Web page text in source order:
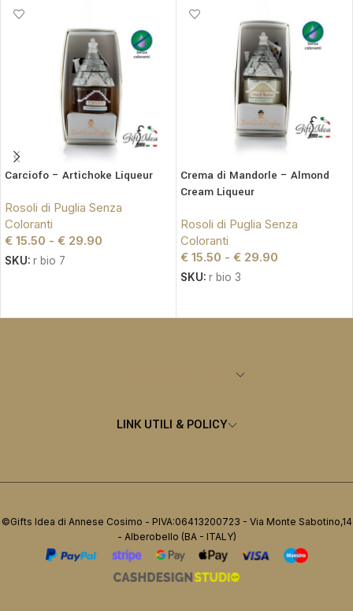
Carciofo – Artichoke Liqueur
Rosoli di Puglia Senza
Coloranti
€ 15.50 - € 29.90
SKU: r bio 7
Crema di Mandorle – Almond
Cream Liqueur
Rosoli di Puglia Senza
Coloranti
€ 15.50 - € 29.90
SKU: r bio 3
LINK UTILI & POLICY
©Gifts Idea di Annese Cosimo - PIVA:06413200723 - Via Monte Sabotino,14
- Alberobello (BA - ITALY)